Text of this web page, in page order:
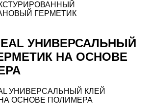
УНИВЕРСАЛЬНЫЙ
НА ОСНОВЕ